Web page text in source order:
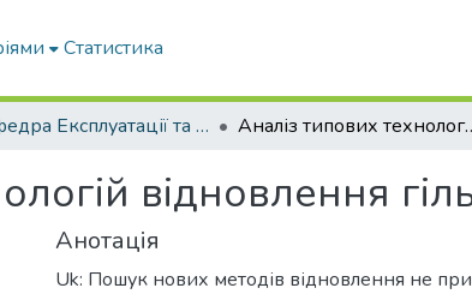
Статистика
Кафедра Експлуатації та технічного сервісу машин Аналіз типових
відновлення
Анотація
Uk: Пошук нових методів відновлення не